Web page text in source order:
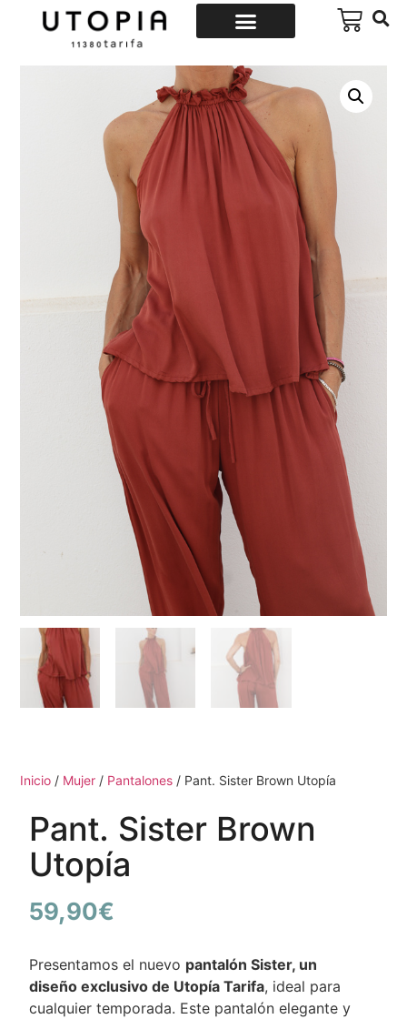
Inicio / Mujer / Pantalones / Pant. Sister Brown Utopía
Pant. Sister Brown
Utopía
59,90€
Presentamos el nuevo pantalón Sister, un
diseño exclusivo de Utopía Tarifa, ideal para
cualquier temporada. Este pantalón elegante y